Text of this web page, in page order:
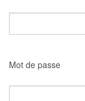
Mot de passe